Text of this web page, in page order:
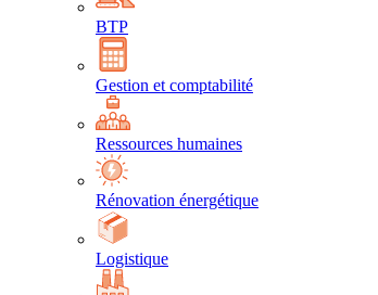
BTP
Gestion et comptabilité
Ressources humaines
Rénovation énergétique
Logistique